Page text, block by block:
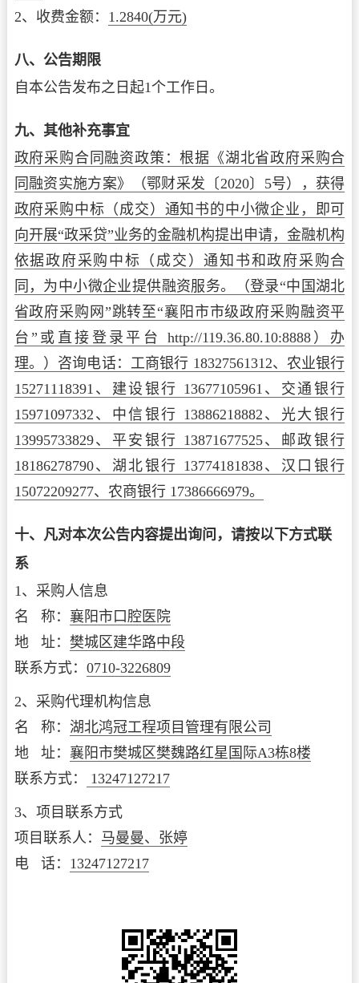
2、收费金额： 1.2840(万元)
八、公告期限
自本公告发布之日起1个工作日。
九、其他补充事宜
政府采购合同融资政策：根据《湖北省政府采购合
同融资实施方案》（鄂财采发〔2020〕5号），获得
政府采购中标（成交）通知书的中小微企业，即可
向开展“政采贷”业务的金融机构提出申请，金融机构
依据政府采购中标（成交）通知书和政府采购合
同，为中小微企业提供融资服务。（登录“中国湖北
省政府采购网”跳转至“襄阳市市级政府采购融资平
台”或直接登录平台 http://119.36.80.10:8888）办
理。）咨询电话：工商银行 18327561312、农业银行
15271118391、建设银行 13677105961、交通银行
15971097332、中信银行 13886218882、光大银行
13995733829、平安银行 13871677525、邮政银行
18186278790、湖北银行 13774181838、汉口银行
15072209277、农商银行 17386666979。
十、凡对本次公告内容提出询问，请按以下方式联
系
1、采购人信息
名 称： 襄阳市口腔医院
地 址： 樊城区建华路中段
联系方式： 0710-3226809
2、采购代理机构信息
名 称： 湖北鸿冠工程项目管理有限公司
地 址： 襄阳市樊城区樊魏路红星国际A3栋8楼
联系方式：
13247127217
3、项目联系方式
项目联系人： 马曼曼、张婷
电 话： 13247127217